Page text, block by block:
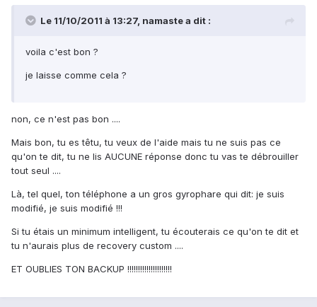
Le 11/10/2011 à 13:27, namaste a dit :
voila c'est bon ?
je laisse comme cela ?
non, ce n'est pas bon ....
Mais bon, tu es têtu, tu veux de l'aide mais tu ne suis pas ce
qu'on te dit, tu ne lis AUCUNE réponse donc tu vas te débrouiller
tout seul ....
Là, tel quel, ton téléphone a un gros gyrophare qui dit: je suis
modifié, je suis modifié !!!
Si tu étais un minimum intelligent, tu écouterais ce qu'on te dit et
tu n'aurais plus de recovery custom ....
ET OUBLIES TON BACKUP !!!!!!!!!!!!!!!!!!!!!